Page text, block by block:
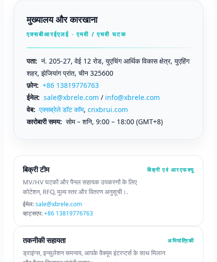
मुख्यालय और कारखाना
एक्सबीआरईएलई · एमवी / एचवी घटक
पता: नं. 205-27, वेई 12 रोड, युएचिंग आर्थिक विकास क्षेत्र, युएहिंग
शहर, झेजियांग प्रांत, चीन 325600
फ़ोन: +86 13819776763
ईमेल: sale@xbrele.com / info@xbrele.com
वेब: एक्सब्रेले डॉट कॉम, cnxbrui.com
कारोबारी समय: सोम – शनि, 9:00 – 18:00 (GMT+8)
बिक्री टीम
MV/HV घटकों और पैनल सहायक उपकरणों के लिए
कोटेशन, RFQ, मूल्य स्तर और वितरण अनुसूची।.
ईमेल:sale@xbrele.com
व्हाट्सएप:+86 13819776763
बिक्री एवं आरएफक्यू
तकनीकी सहायता
ड्राइंग्स, इन्सुलेशन समन्वय, आपके वैक्यूम इंटरप्टर्स के साथ मिलान
अभियांत्रिकी